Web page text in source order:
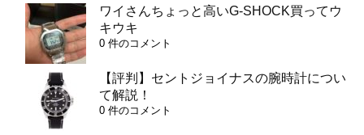
ワイさんちょっと高いG-SHOCK買ってウ
キウキ
0 件のコメント
【評判】セントジョイナスの腕時計につい
て解説！
0 件のコメント